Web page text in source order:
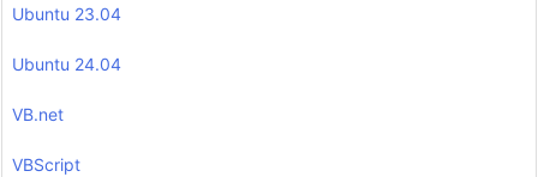
Ubuntu 23.04
Ubuntu 24.04
VB.net
VBScript